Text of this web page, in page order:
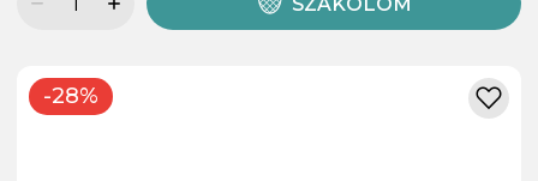
SZÁKOLOM
-28%